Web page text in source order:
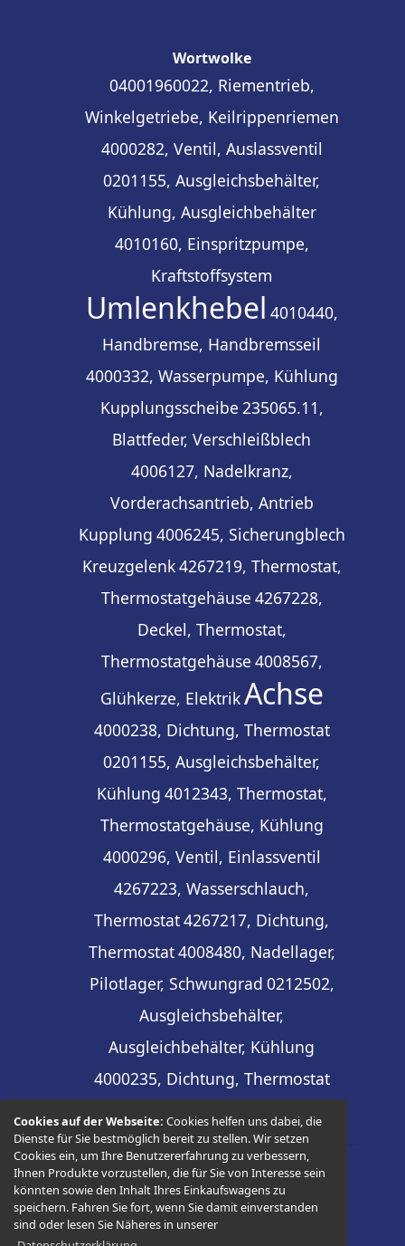
Cookies auf der Webseite:Cookies helfen uns dabei, die
Dienste für Sie bestmöglich bereit zu stellen. Wir setzen
Cookies ein, um Ihre Benutzererfahrung zu verbessern,
Ihnen Produkte vorzustellen, die für Sie von Interesse sein
könnten sowie den Inhalt Ihres Einkaufswagens zu
speichern. Fahren Sie fort, wenn Sie damit einverstanden
sind oder lesen Sie Näheres in unserer
Wortwolke
04001960022, Riementrieb,
Winkelgetriebe, Keilrippenriemen
4000282, Ventil, Auslassventil
0201155, Ausgleichsbehälter,
Kühlung, Ausgleichbehälter
4010160, Einspritzpumpe,
Kraftstoffsystem
Umlenkhebel 4010440,
Handbremse, Handbremsseil
4000332, Wasserpumpe, Kühlung
Kupplungsscheibe 235065.11,
Blattfeder, Verschleißblech
4006127, Nadelkranz,
Vorderachsantrieb, Antrieb
Kupplung 4006245, Sicherungblech
Kreuzgelenk4267219, Thermostat,
Thermostatgehäuse 4267228,
Deckel, Thermostat,
Thermostatgehäuse 4008567,
Glühkerze, ElektrikAchse
4000238, Dichtung, Thermostat
0201155, Ausgleichsbehälter,
Kühlung 4012343, Thermostat,
Thermostatgehäuse, Kühlung
4000296, Ventil, Einlassventil
4267223, Wasserschlauch,
Thermostat4267217, Dichtung,
Thermostat4008480, Nadellager,
Pilotlager, Schwungrad 0212502,
Ausgleichsbehälter,
Ausgleichbehälter, Kühlung
4000235, Dichtung, Thermostat
© 2026 -Thüringer Ersatzteilhandel